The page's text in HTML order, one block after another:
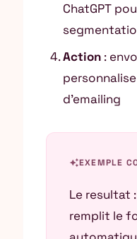
ChatGPT
Action :
d’emailing
auto_awesomeEXEMPLE
Le resultat
remplit le